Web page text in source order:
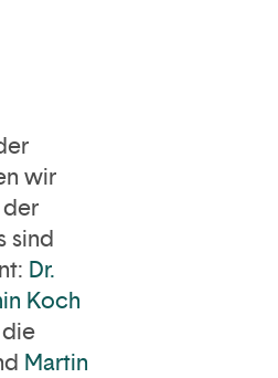
wir
der
sind
Dr.
Koch
Martin